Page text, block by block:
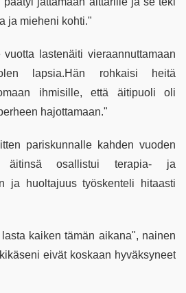
ja mieheni kohti."
lastenäiti vieraannuttamaan
lapsia.Hän rohkaisi heitä
ihmisille, että äitipuoli oli
hajottamaan."
pariskunnalle kahden vuoden
osallistui terapia- ja
ja huoltajuus työskenteli hitaasti
kaiken tämän aikana", nainen
eivät koskaan hyväksyneet